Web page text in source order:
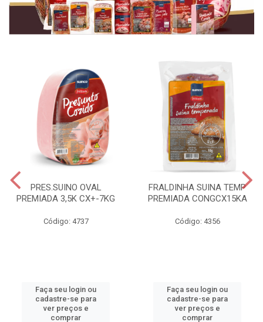
PRES.SUINO OVAL
PREMIADA 3,5K CX+-7KG
Código: 4737
Faça seu login ou
cadastre-se para
ver preços e
comprar
FRALDINHA SUINA TEMP
PREMIADA CONGCX15KA
Código: 4356
Faça seu login ou
cadastre-se para
ver preços e
comprar